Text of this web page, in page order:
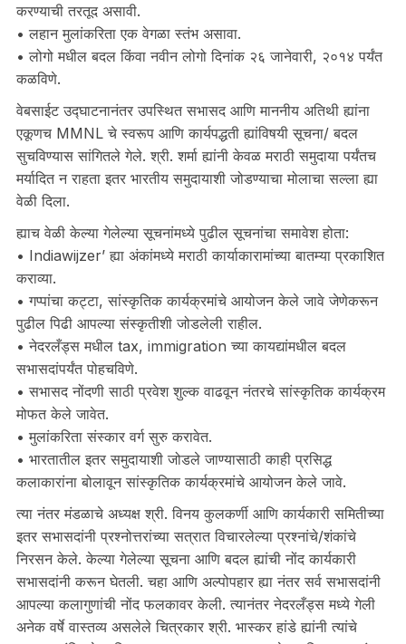
करण्याची तरतूद असावी.
• लहान मुलांकरिता एक वेगळा स्तंभ असावा.
• लोगो मधील बदल किंवा नवीन लोगो दिनांक २६ जानेवारी, २०१४ पर्यंत
कळविणे.
वेबसाईट उद्घाटनानंतर उपस्थित सभासद आणि माननीय अतिथी ह्यांना
एकूणच MMNL चे स्वरूप आणि कार्यपद्धती ह्यांविषयी सूचना/ बदल
सुचविण्यास सांगितले गेले. श्री. शर्मा ह्यांनी केवळ मराठी समुदाया पर्यंतच
मर्यादित न राहता इतर भारतीय समुदायाशी जोडण्याचा मोलाचा सल्ला ह्या
वेळी दिला.
ह्याच वेळी केल्या गेलेल्या सूचनांमध्ये पुढील सूचनांचा समावेश होता:
• Indiawijzer’ ह्या अंकांमध्ये मराठी कार्याकारामांच्या बातम्या प्रकाशित
कराव्या.
• गप्पांचा कट्टा, सांस्कृतिक कार्यक्रमांचे आयोजन केले जावे जेणेकरून
पुढील पिढी आपल्या संस्कृतीशी जोडलेली राहील.
• नेदरलँड्स मधील tax, immigration च्या कायद्यांमधील बदल
सभासदांपर्यंत पोहचविणे.
• सभासद नोंदणी साठी प्रवेश शुल्क वाढवून नंतरचे सांस्कृतिक कार्यक्रम
मोफत केले जावेत.
• मुलांकरिता संस्कार वर्ग सुरु करावेत.
• भारतातील इतर समुदायाशी जोडले जाण्यासाठी काही प्रसिद्ध
कलाकारांना बोलावून सांस्कृतिक कार्यक्रमांचे आयोजन केले जावे.
त्या नंतर मंडळाचे अध्यक्ष श्री. विनय कुलकर्णी आणि कार्यकारी समितीच्या
इतर सभासदांनी प्रश्नोत्तरांच्या सत्रात विचारलेल्या प्रश्नांचे/शंकांचे
निरसन केले. केल्या गेलेल्या सूचना आणि बदल ह्यांची नोंद कार्यकारी
सभासदांनी करून घेतली. चहा आणि अल्पोपहार ह्या नंतर सर्व सभासदांनी
आपल्या कलागुणांची नोंद फलकावर केली. त्यानंतर नेदरलँड्स मध्ये गेली
अनेक वर्षे वास्तव्य असलेले चित्रकार श्री. भास्कर हांडे ह्यांनी त्यांचे